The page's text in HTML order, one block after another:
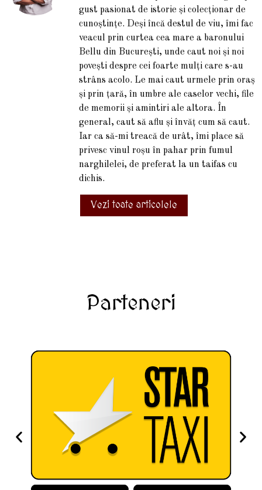
gust pasionat de istorie și colecționar de
cunoștințe. Deși încă destul de viu, îmi fac
veacul prin curtea cea mare a baronului
Bellu din București, unde caut noi și noi
povești despre cei foarte mulți care s-au
strâns acolo. Le mai caut urmele prin oraș
și prin țară, în umbre ale caselor vechi, file
de memorii și amintiri ale altora. În
general, caut să aflu și învăț cum să caut.
Iar ca să-mi treacă de urât, îmi place să
privesc vinul roșu în pahar prin fumul
narghilelei, de preferat la un taifas cu
dichis.
Vezi toate articolele
Parteneri